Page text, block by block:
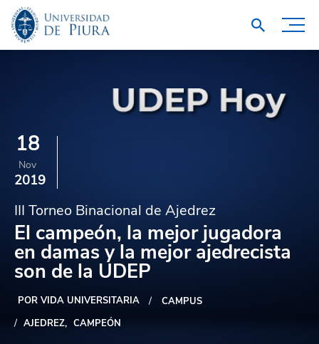
18
Nov
2019
III Torneo Binacional de Ajedrez
El campeón, la mejor jugadora
en damas y la mejor ajedrecista
son de la UDEP
POR VIDA UNIVERSITARIA
CAMPUS
AJEDREZ
CAMPEÓN